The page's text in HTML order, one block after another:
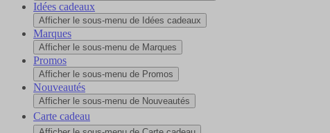
Idées cadeaux
Afficher le sous-menu de Idées cadeaux
Marques
Afficher le sous-menu de Marques
Promos
Afficher le sous-menu de Promos
Nouveautés
Afficher le sous-menu de Nouveautés
Carte cadeau